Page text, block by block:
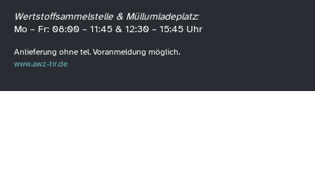
Wertstoffsammelstelle & Müllumladeplatz:
Mo – Fr: 08:00 – 11:45 & 12:30 – 15:45 Uhr
Anlieferung ohne tel. Voranmeldung möglich.
www.awz-tir.de